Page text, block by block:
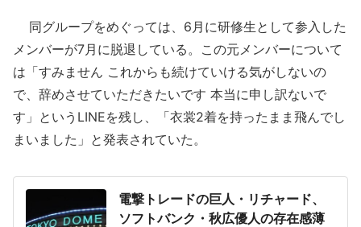
同グループをめぐっては、6月に研修生として参入した
メンバーが7月に脱退している。この元メンバーについて
は「すみません これからも続けていける気がしないの
で、辞めさせていただきたいです 本当に申し訳ないで
す」というLINEを残し、「衣裳2着を持ったまま飛んでし
まいました」と発表されていた。
電撃トレードの巨人・リチャード、
ソフトバンク・秋広優人の存在感薄